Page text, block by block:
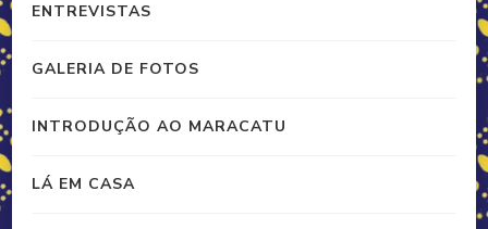
ENTREVISTAS
GALERIA DE FOTOS
INTRODUÇÃO AO MARACATU
LÁ EM CASA